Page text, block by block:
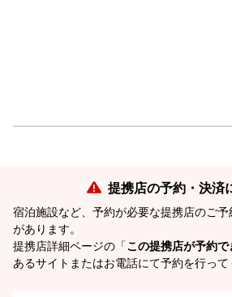
提携店の予約・決済
宿泊施設など、予約が必要な提携店のご
があります。
提携店詳細ページの「この提携店が予約で
あるサイトまたはお電話にて予約を行って